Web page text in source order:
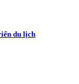
du lịch